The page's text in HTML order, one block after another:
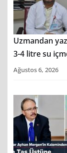
Uzmandan
3-4 litre su
Ağustos 6, 2026